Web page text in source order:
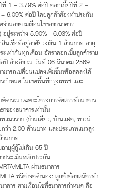
ที่ 1 = 3.79% ต่อปี ดอกเบี้ยปีที่ 2 =
6.09% ต่อปี โดยลูกค้าต้องทำประกัน
จำนองตามเงื่อนไขของธนาคาร
อยู่ระหว่าง 5.90% - 6.03% ต่อปี
นเชื่อที่อยู่อาศัยวงเงิน 1 ล้านบาท อายุ
เท่ากันทุกเดือน อัตราดอกเบี้ยลูกค้าราย
อปี อ้างอิง ณ วันที่ 06 มีนาคม 2569
มารถเปลี่ยนแปลงเพิ่มขึ้นหรือลดลงได้
รกำหนด ในเขตพื้นที่กรุงเทพฯ และ
ารณาเฉพาะโครงการจัดสรรที่ธนาคาร
ของธนาคารเท่านั้น
แนวราบ (บ้านเดี่ยว, บ้านแฝด, ทาวน์
กว่า 2.00 ล้านบาท และประเภทแนวสูง
านบาท
อายุผู้กู้ไม่เกิน 65 ปี
ประเมินหลักประกัน
MLTA ผ่านธนาคาร
ฟรีค่าจดจำนอง: ลูกค้าต้องสมัครทำ
าคาร ตามเงื่อนไขที่ธนาคารกำหนด คือ